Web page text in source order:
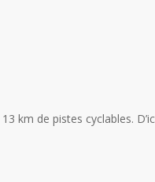
km de pistes cyclables.